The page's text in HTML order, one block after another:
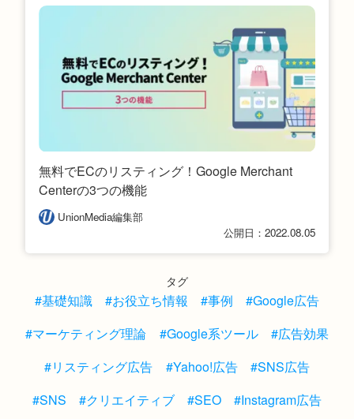
無料でECのリスティング！Google Merchant
Centerの3つの機能
UnionMedia編集部
公開日：2022.08.05
タグ
#基礎知識 #お役立ち情報 #事例
#Google広告
#マーケティング理論
#Google系ツール
#広告効果
#リスティング広告
#Yahoo!広告
#SNS広告
#SNS
#クリエイティブ #SEO #Instagram広告